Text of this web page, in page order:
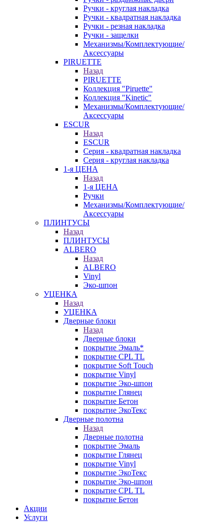
Ручки - круглая накладка
Ручки - квадратная накладка
Ручки - резная накладка
Ручки - защелки
Механизмы/Комплектующие/
Аксессуары
PIRUETTE
Назад
PIRUETTE
Коллекция "Piruette"
Коллекция "Kinetic"
Механизмы/Комплектующие/
Аксессуары
ESCUR
Назад
ESCUR
Серия - квадратная накладка
Серия - круглая накладка
1-я ЦЕНА
Назад
1-я ЦЕНА
Ручки
Механизмы/Комплектующие/
Аксессуары
ПЛИНТУСЫ
Назад
ПЛИНТУСЫ
ALBERO
Назад
ALBERO
Vinyl
Эко-шпон
УЦЕНКА
Назад
УЦЕНКА
Дверные блоки
Назад
Дверные блоки
покрытие Эмаль*
покрытие CPL TL
покрытие Soft Touch
покрытие Vinyl
покрытие Эко-шпон
покрытие Глянец
покрытие Бетон
покрытие ЭкоТекс
Дверные полотна
Назад
Дверные полотна
покрытие Эмаль
покрытие Глянец
покрытие Vinyl
покрытие ЭкоТекс
покрытие Эко-шпон
покрытие CPL TL
покрытие Бетон
Акции
Услуги